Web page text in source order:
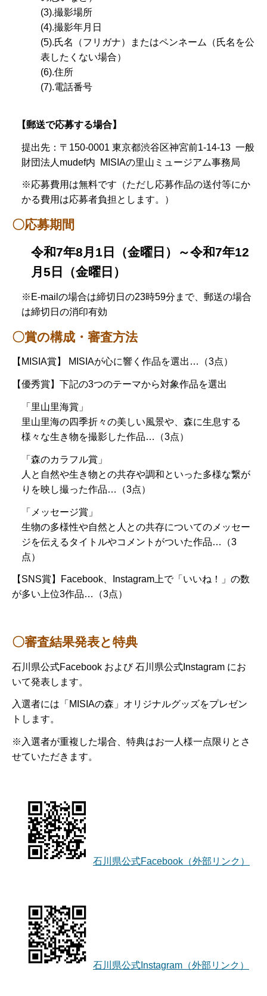
(3).撮影場所
(4).撮影年月日
(5).氏名（フリガナ）またはペンネーム（氏名を公
表したくない場合）
(6).住所
(7).電話番号
【郵送で応募する場合】
提出先：〒150-0001 東京都渋谷区神宮前1-14-13 一般
財団法人mudef内 MISIAの里山ミュージアム事務局
※応募費用は無料です（ただし応募作品の送付等にか
かる費用は応募者負担とします。）
〇応募期間
令和7年8月1日（金曜日）～令和7年12
月5日（金曜日）
※E-mailの場合は締切日の23時59分まで、郵送の場合
は締切日の消印有効
〇賞の構成・審査方法
【MISIA賞】 MISIAが心に響く作品を選出…（3点）
【優秀賞】下記の3つのテーマから対象作品を選出
「里山里海賞」
里山里海の四季折々の美しい風景や、森に生息する
様々な生き物を撮影した作品…（3点）
「森のカラフル賞」
人と自然や生き物との共存や調和といった多様な繋が
りを映し撮った作品…（3点）
「メッセージ賞」
​​​​生物の多様性や自然と人との共存についてのメッセー
ジを伝えるタイトルやコメントがついた作品…（3
点）
【SNS賞】Facebook、Instagram上で「いいね！」の数
が多い上位3作品…（3点）
〇審査結果発表と特典
石川県公式Facebook および 石川県公式Instagram にお
いて発表します。
入選者には「MISIAの森」オリジナルグッズをプレゼン
トします。
※入選者が重複した場合、特典はお一人様一点限りとさ
せていただきます。
石川県公式Facebook（外部リンク）
石川県公式Instagram（外部リンク）